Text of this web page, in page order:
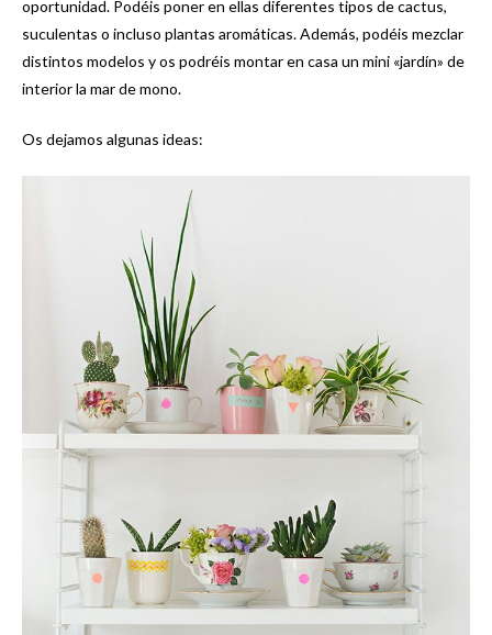
oportunidad. Podéis poner en ellas diferentes tipos de cactus,
suculentas o incluso plantas aromáticas. Además, podéis mezclar
distintos modelos y os podréis montar en casa un mini «jardín» de
interior la mar de mono.
Os dejamos algunas ideas: